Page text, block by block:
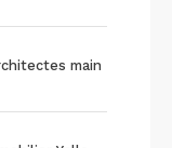
main